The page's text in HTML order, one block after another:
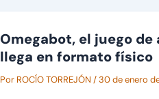
Omegabot, el juego
llega en formato físico
Por ROCÍO TORREJÓN /30 de enero